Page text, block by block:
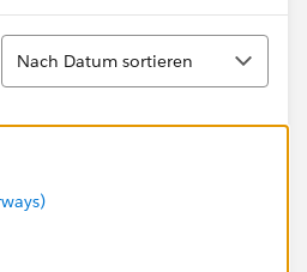
Sortieren
Nach Datum sortieren